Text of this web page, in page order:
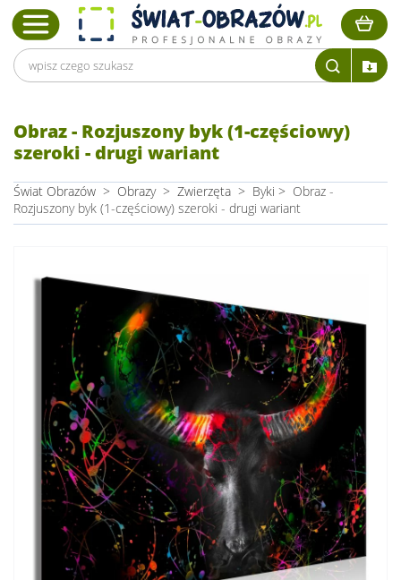
Obraz - Rozjuszony byk (1-częściowy)
szeroki - drugi wariant
Świat Obrazów > Obrazy > Zwierzęta > Byki > Obraz -
Rozjuszony byk (1-częściowy) szeroki - drugi wariant